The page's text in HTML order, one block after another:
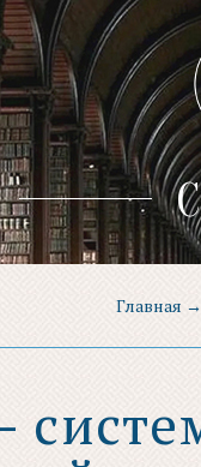
Главная